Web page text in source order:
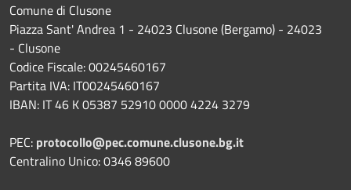
Comune di Clusone
Piazza Sant' Andrea 1 - 24023 Clusone (Bergamo) - 24023
- Clusone
Codice Fiscale: 00245460167
Partita IVA: IT00245460167
IBAN: IT 46 K 05387 52910 0000 4224 3279
PEC: protocollo@pec.comune.clusone.bg.it
Centralino Unico: 0346 89600